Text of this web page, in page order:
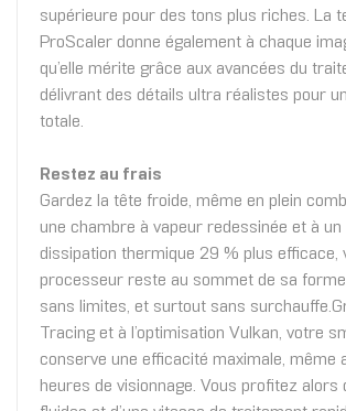
supérieure pour des tons plus riches. La
ProScaler donne également à chaque
qu’elle mérite grâce aux avancées du
délivrant des détails ultra réalistes pour
totale.
Restez au frais
Gardez la tête froide, même en plein
une chambre à vapeur redessinée et à
dissipation thermique 29 % plus efficace,
processeur reste au sommet de sa
sans limites, et surtout sans
Tracing et à l’optimisation Vulkan, votre
conserve une efficacité maximale, même
heures de visionnage. Vous profitez alors